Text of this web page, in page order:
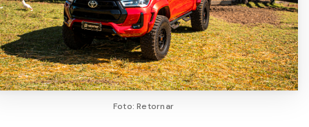
Foto: Retornar